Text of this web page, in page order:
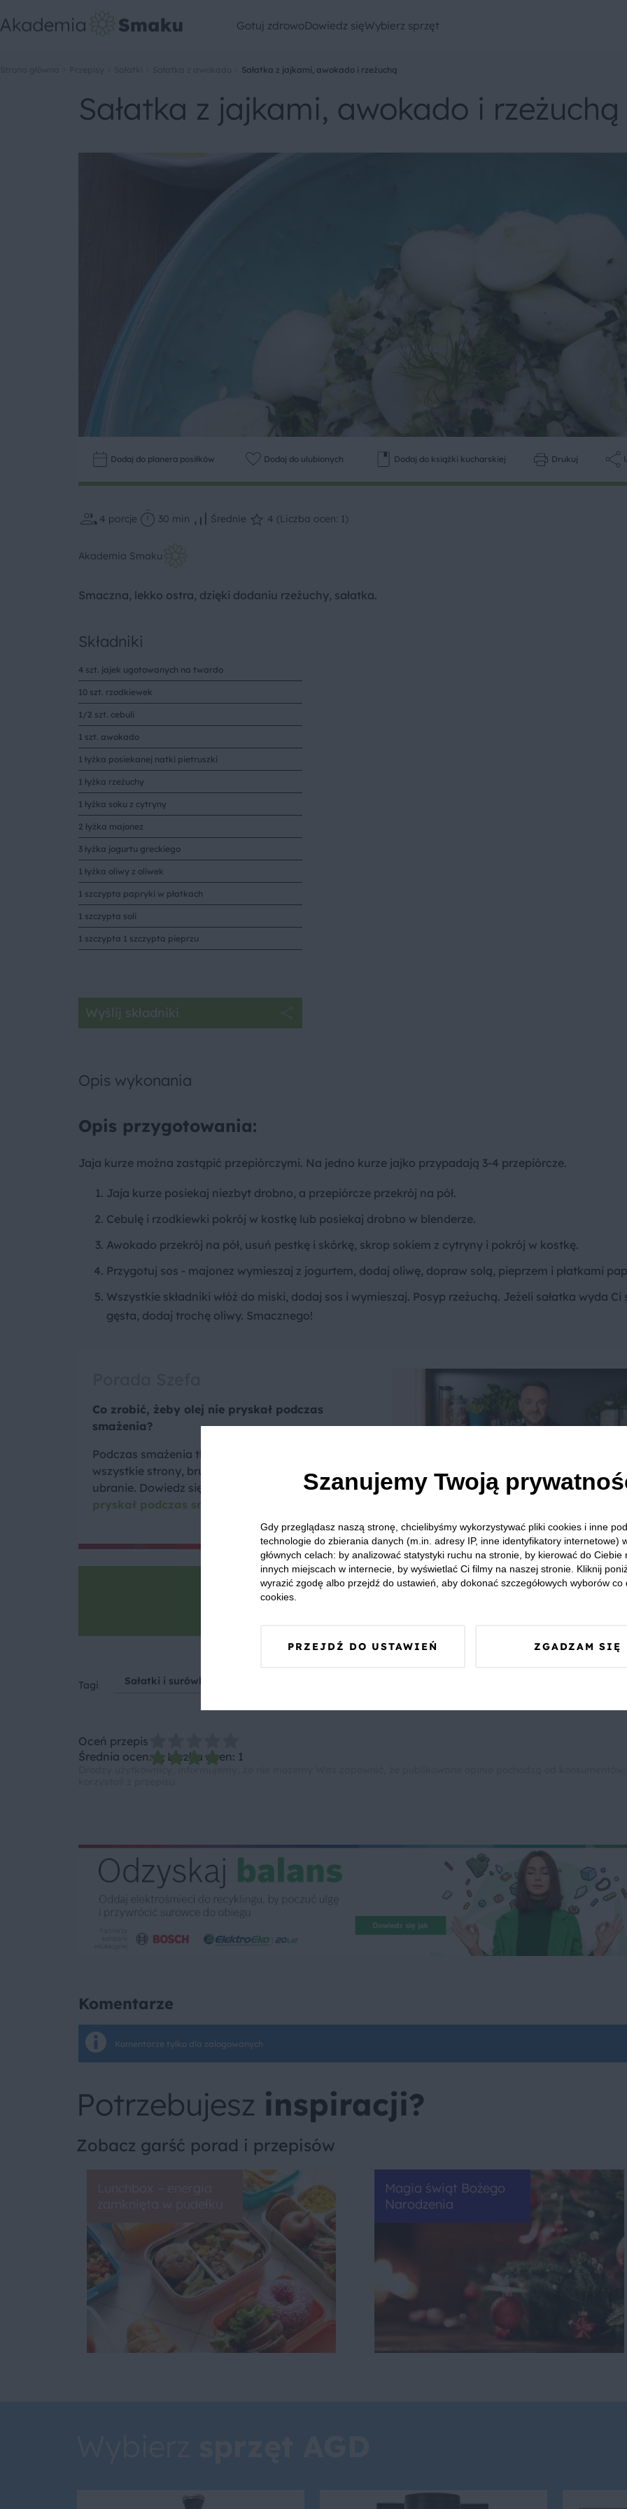
Gotuj zdrowoDowiedz sięWybierz sprzęt
Sałatka z jajkami, awokado i rzeżuchą
Sałatka z jajkami, awokado i rzeżuchą
Dodaj do planera posiłków Dodaj do ulubionych Dodaj do książki kucharskiej Drukuj
4 porcje 30 min Średnie 4 (Liczba ocen: 1)
Akademia Smaku
Smaczna, lekko ostra, dzięki dodaniu rzeżuchy, sałatka.
Składniki
4 szt. jajek ugotowanych na twardo
10 szt. rzodkiewek
1/2 szt. cebuli
1 szt. awokado
1 łyżka posiekanej natki pietruszki
1 łyżka rzeżuchy
1 łyżka soku z cytryny
2 łyżka majonez
3 łyżka jogurtu greckiego
1 łyżka oliwy z oliwek
1 szczypta papryki w płatkach
1 szczypta soli
1 szczypta 1 szczypta pieprzu
Wyślij składniki
Opis wykonania
Opis przygotowania:
Jaja kurze można zastąpić przepiórczymi. Na jedno kurze jajko przypadają 3-4 przepiórcze.
Jaja kurze posiekaj niezbyt drobno, a przepiórcze przekrój na pół.
Cebulę i rzodkiewki pokrój w kostkę lub posiekaj drobno w blenderze.
Awokado przekrój na pół, usuń pestkę i skórkę, skrop sokiem z cytryny i pokrój w kostkę.
Przygotuj sos - majonez wymieszaj z jogurtem, dodaj oliwę, dopraw solą, pieprzem i płatkami
Wszystkie składniki włóż do miski, dodaj sos i wymieszaj. Posyp rzeżuchą. Jeżeli sałatka wyda Ci
gęsta, dodaj trochę oliwy. Smacznego!
Co zrobić, żeby olej nie pryskał podczas
smażenia?
Podczas smażenia tłuszcz często pryska na
wszystkie strony, brudząc kuchenkę, blat i
ubranie. Dowiedz się co zrobić żeby
olej nie
pryskał podczas smażenia
Gotowe? Pochwal się efektem.
Tagi Sałatki i surówki
Oceń przepis
Średnia ocen: 4, Liczba ocen: 1
Komentarze
Komentarze tylko dla zalogowanych
Potrzebujesz inspiracji?
Zobacz garść porad i przepisów
Magia świąt Bożego
Narodzenia
Szanujemy Twoją
Gdy przeglądasz naszą stronę, chcielibyśmy wykorzystywać pliki cookies i inne
technologie do zbierania danych (m.in. adresy IP, inne identyfikatory internetowe)
głównych celach: by analizować statystyki ruchu na stronie, by kierować do Ciebie
innych miejscach w internecie, by wyświetlać Ci filmy na naszej stronie. Kliknij
wyrazić zgodę albo przejdź do ustawień, aby dokonać szczegółowych wyborów co
cookies.
PRZEJDŹ DO USTAWIEŃ ZGADZAM SIĘ